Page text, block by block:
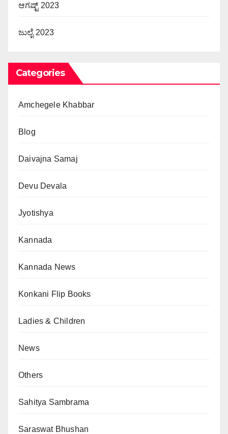
ಆಗಷ್ಟ್ 2023
ಜುಲೈ 2023
Categories
Amchegele Khabbar
Blog
Daivajna Samaj
Devu Devala
Jyotishya
Kannada
Kannada News
Konkani Flip Books
Ladies & Children
News
Others
Sahitya Sambrama
Saraswat Bhushan